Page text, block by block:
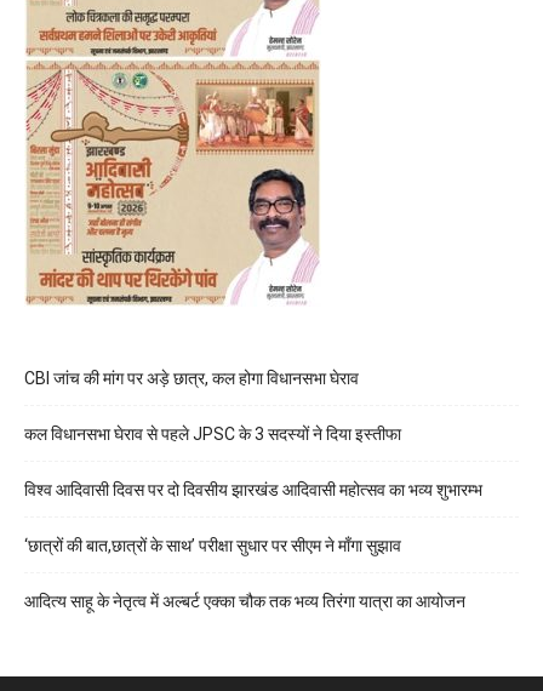
CBI जांच की मांग पर अड़े छात्र, कल होगा विधानसभा घेराव
कल विधानसभा घेराव से पहले JPSC के 3 सदस्यों ने दिया इस्तीफा
विश्व आदिवासी दिवस पर दो दिवसीय झारखंड आदिवासी महोत्सव का भव्य शुभारम्भ
‘छात्रों की बात,छात्रों के साथ’ परीक्षा सुधार पर सीएम ने माँगा सुझाव
आदित्य साहू के नेतृत्व में अल्बर्ट एक्का चौक तक भव्य तिरंगा यात्रा का आयोजन